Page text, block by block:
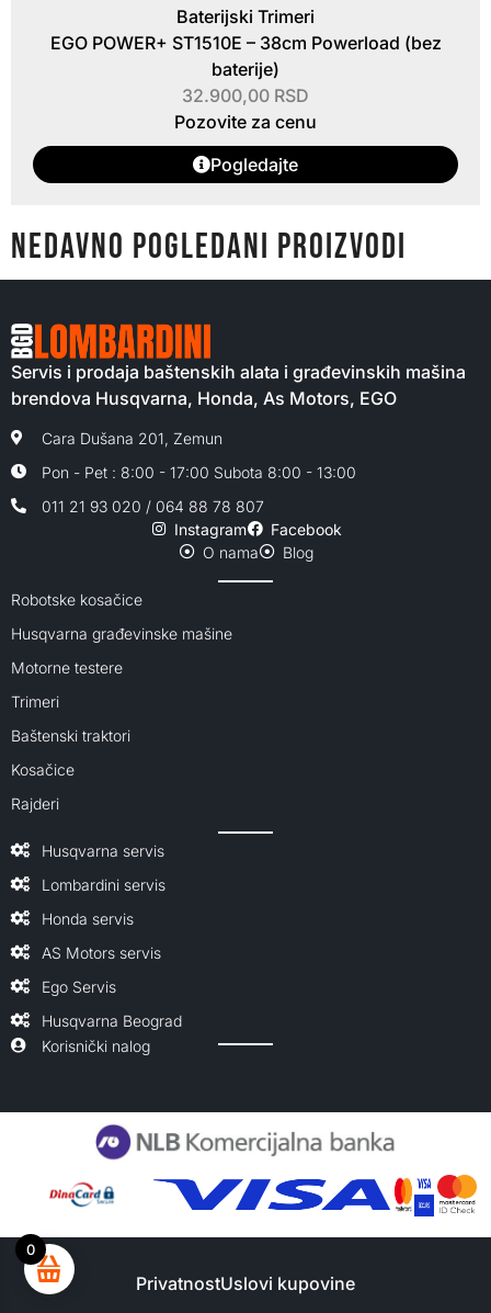
Baterijski Trimeri
EGO POWER+ ST1510E – 38cm Powerload (bez
baterije)
32.900,00 RSD
Pozovite za cenu
Pogledajte
NEDAVNO POGLEDANI PROIZVODI
Servis i prodaja baštenskih alata i građevinskih mašina
brendova Husqvarna, Honda, As Motors, EGO
Cara Dušana 201, Zemun
Pon - Pet : 8:00 - 17:00 Subota 8:00 - 13:00
011 21 93 020 / 064 88 78 807
Instagram
Facebook
O nama
Blog
Robotske kosačice
Husqvarna građevinske mašine
Motorne testere
Trimeri
Baštenski traktori
Kosačice
Rajderi
Husqvarna servis
Lombardini servis
Honda servis
AS Motors servis
Ego Servis
Husqvarna Beograd
Korisnički nalog
PrivatnostUslovi kupovine
0